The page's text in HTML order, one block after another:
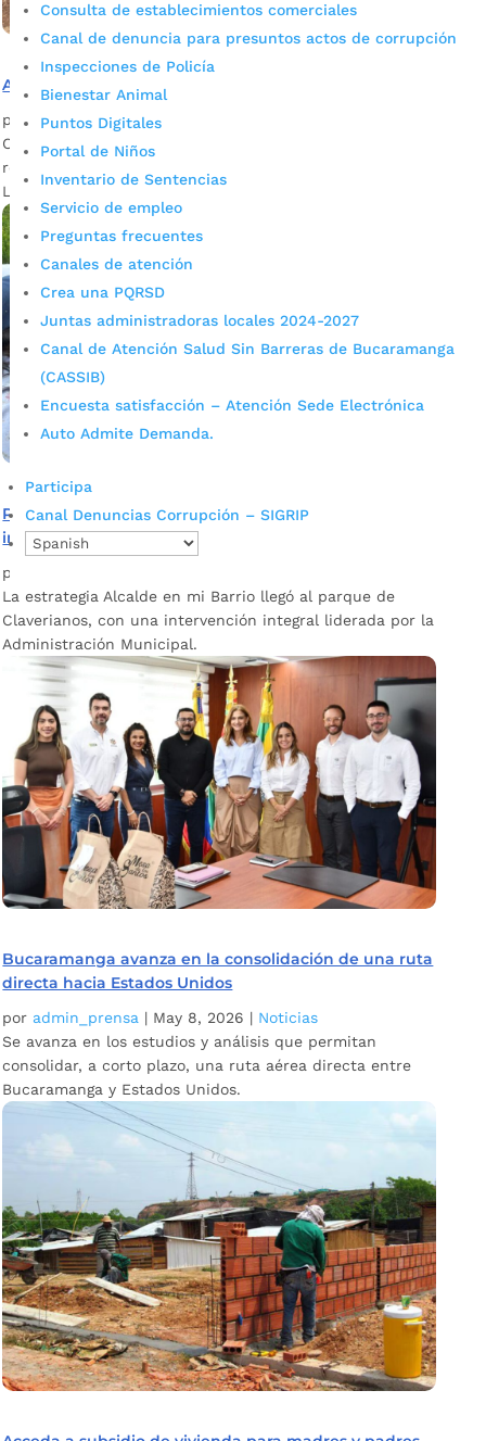
Consulta de establecimientos comerciales
Canal de denuncia para presuntos actos de corrupción
Inspecciones de Policía
Bienestar Animal
Puntos Digitales
Portal de Niños
Inventario de Sentencias
Servicio de empleo
Preguntas frecuentes
Canales de atención
Crea una PQRSD
Juntas administradoras locales 2024-2027
Canal de Atención Salud Sin Barreras de Bucaramanga
(CASSIB)
Encuesta satisfacción – Atención Sede Electrónica
Auto Admite Demanda.
Participa
Canal Denuncias Corrupción – SIGRIP
Así quedó el Parque de las Cigarras tras reverdecimiento
por admin_prensa|May 9, 2026
Con más de 3.000 plantas y 3.000 metros cuadrados de
reverdecimiento, se transformó el parque de Las Cigarras.
La Empresa de Aseo de Bucaramanga,...
Parque de Claverianos fue recuperado con jornada
integral de Alcalde en mi Barrio
por
La estrategia Alcalde en mi Barrio llegó al parque de
Claverianos, con una intervención integral liderada por la
Administración Municipal.
Bucaramanga avanza en la consolidación de una ruta
directa hacia Estados Unidos
por admin_prensa | May 8, 2026 | Noticias
Se avanza en los estudios y análisis que permitan
consolidar, a corto plazo, una ruta aérea directa entre
Bucaramanga y Estados Unidos.